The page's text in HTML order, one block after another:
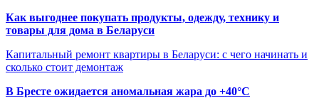
Как выгоднее покупать продукты, одежду, технику и
товары для дома в Беларуси
Капитальный ремонт квартиры в Беларуси: с чего начинать и
сколько стоит демонтаж
В Бресте ожидается аномальная жара до +40°C